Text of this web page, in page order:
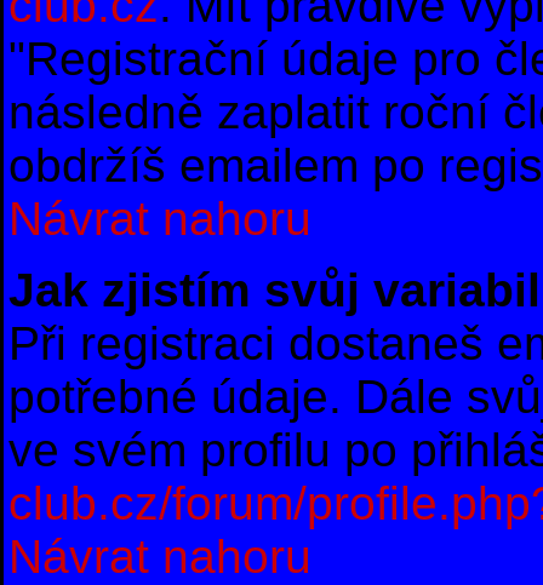
"Registrační údaje pro
následně zaplatit roční
obdržíš emailem po
Návrat nahoru
Jak zjistím svůj
Při registraci dostaneš
potřebné údaje. Dále
ve svém profilu po
club.cz/forum/
Návrat nahoru